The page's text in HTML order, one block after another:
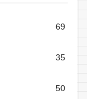
69
35
50